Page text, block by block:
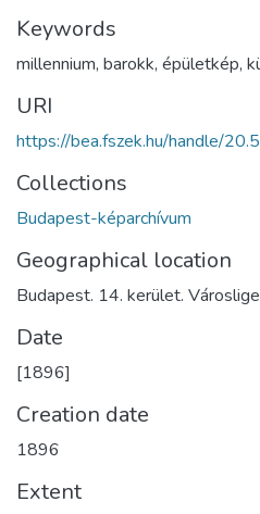
Keywords
millennium, barokk, épületkép,
URI
https://bea.fszek.hu/handle/
Collections
Budapest-képarchívum
Geographical location
Budapest. 14. kerület.
Date
[1896]
Creation date
1896
Extent